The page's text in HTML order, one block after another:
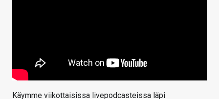
Käymme viikottaisissa livepodcasteissa läpi